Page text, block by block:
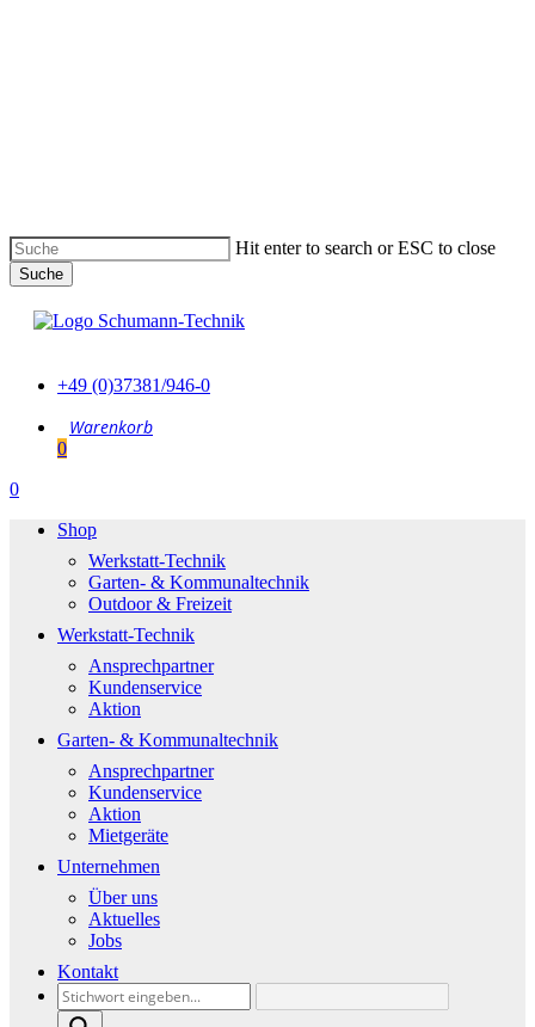
Hit enter to search or ESC to close
Suche
schließen
+49 (0)37381/946-0
0
Menu
0
Shop
Werkstatt-Technik
Garten- & Kommunaltechnik
Outdoor & Freizeit
Werkstatt-Technik
Ansprechpartner
Kundenservice
Aktion
Garten- & Kommunaltechnik
Ansprechpartner
Kundenservice
Aktion
Mietgeräte
Unternehmen
Über uns
Aktuelles
Jobs
Kontakt